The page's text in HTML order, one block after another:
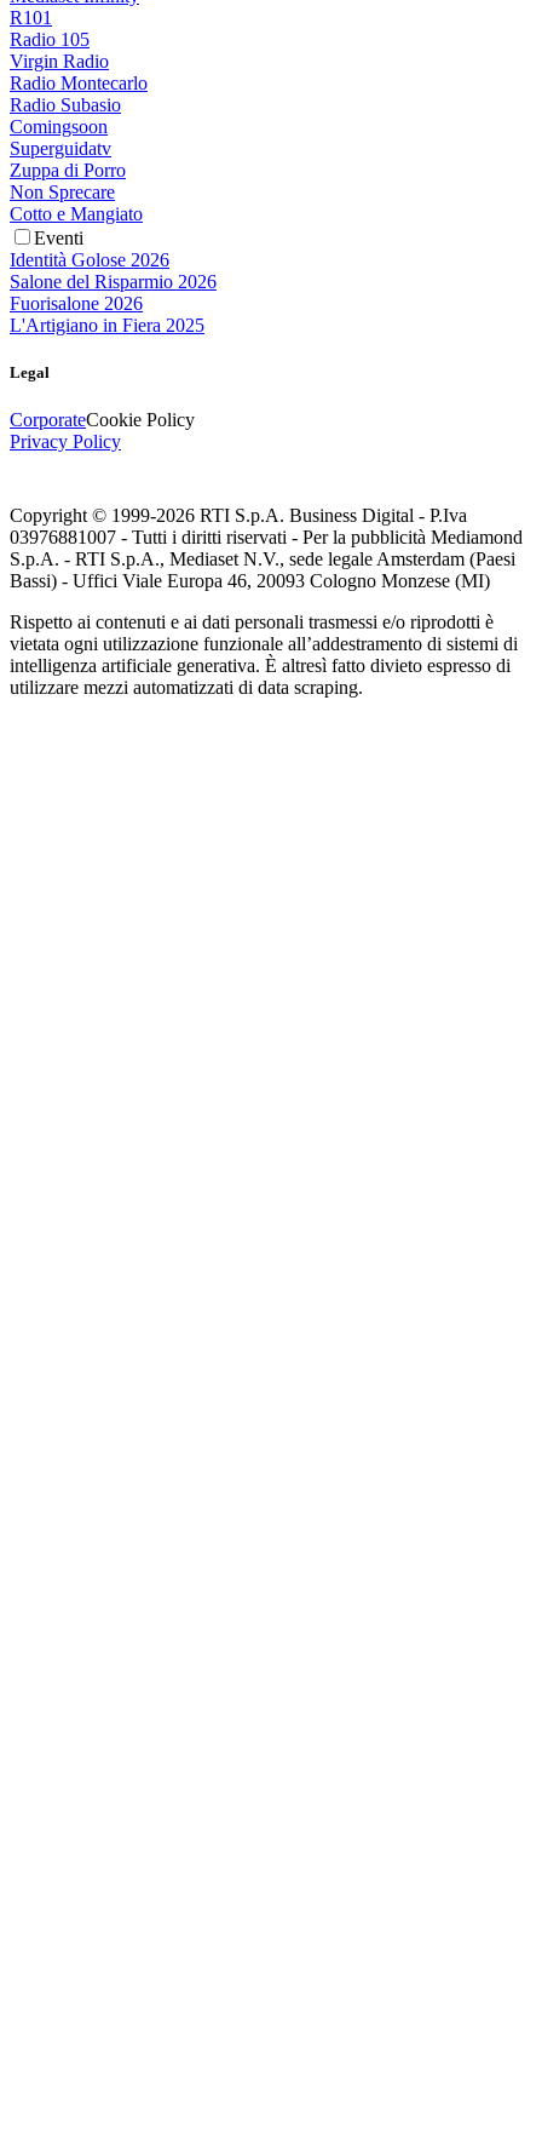
R101
Radio 105
Virgin Radio
Radio Montecarlo
Radio Subasio
Comingsoon
Superguidatv
Zuppa di Porro
Non Sprecare
Cotto e Mangiato
Eventi
Identità Golose 2026
Salone del Risparmio 2026
Fuorisalone 2026
L'Artigiano in Fiera 2025
Legal
CorporateCookie Policy
Privacy Policy
Copyright © 1999-2026 RTI S.p.A. Business Digital - P.Iva
03976881007 - Tutti i diritti riservati - Per la pubblicità Mediamond
S.p.A. - RTI S.p.A., Mediaset N.V., sede legale Amsterdam (Paesi
Bassi) - Uffici Viale Europa 46, 20093 Cologno Monzese (MI)
Rispetto ai contenuti e ai dati personali trasmessi e/o riprodotti è
vietata ogni utilizzazione funzionale all’addestramento di sistemi di
intelligenza artificiale generativa. È altresì fatto divieto espresso di
utilizzare mezzi automatizzati di data scraping.